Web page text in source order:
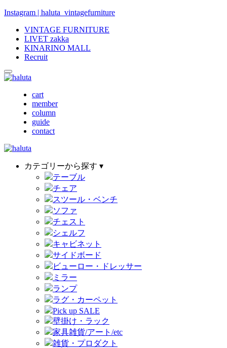
Instagram | haluta_vintagefurniture
VINTAGE FURNITURE
LIVET zakka
KINARINO MALL
Recruit
cart
member
column
guide
contact
カテゴリーから探す ▾
テーブル
チェア
スツール・ベンチ
ソファ
チェスト
シェルフ
キャビネット
サイドボード
ビューロー・ドレッサー
ミラー
ランプ
ラグ・カーペット
Pick up SALE
壁掛け・ラック
家具雑貨/アート/etc
雑貨・プロダクト